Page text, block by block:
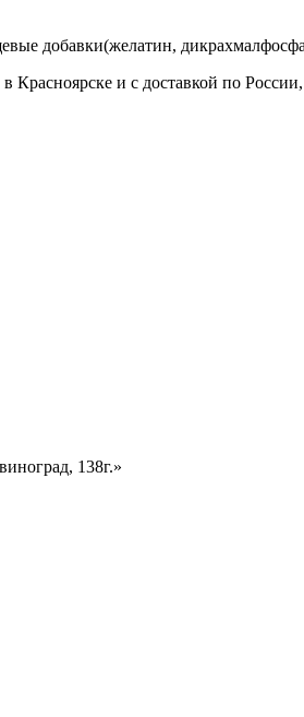
добавки(желатин,
и с доставкой по
138г.»